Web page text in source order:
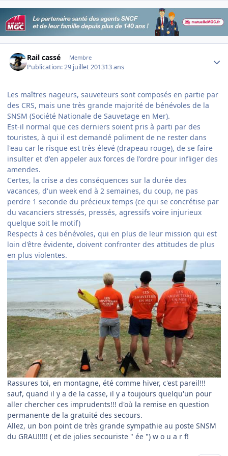
Rail cassé Membre
Publication:29 juillet 201313 ans
Les maîtres nageurs, sauveteurs sont composés en partie par
des CRS, mais une très grande majorité de bénévoles de la
SNSM (Société Nationale de Sauvetage en Mer).
Est-il normal que ces derniers soient pris à parti par des
touristes, à qui il est demandé poliment de ne rester dans
l'eau car le risque est très élevé (drapeau rouge), de se faire
insulter et d'en appeler aux forces de l'ordre pour infliger des
amendes.
Certes, la crise a des conséquences sur la durée des
vacances, d'un week end à 2 semaines, du coup, ne pas
perdre 1 seconde du précieux temps (ce qui se concrétise par
du vacanciers stressés, pressés, agressifs voire injurieux
quelque soit le motif)
Respects à ces bénévoles, qui en plus de leur mission qui est
loin d'être évidente, doivent confronter des attitudes de plus
en plus violentes.
Rassures toi, en montagne, été comme hiver, c'est pareil!!!
sauf, quand il y a de la casse, il y a toujours quelqu'un pour
aller chercher ces imprudents!!! d'où la remise en question
permanente de la gratuité des secours.
Allez, un bon point de très grande sympathie au poste SNSM
du GRAU!!!!! ( et de jolies secouriste " ée ") w o u a r f!